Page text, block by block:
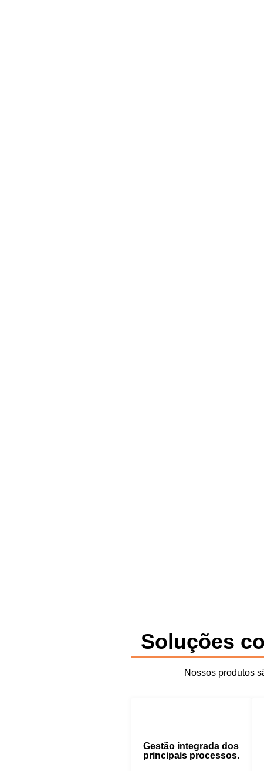
Soluções
Nossos produtos
Gestão integrada dos
principais processos.